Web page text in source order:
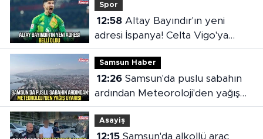
Spor
12:58Altay Bayındır'ın yeni
adresi İspanya! Celta Vigo'ya
kiralandı
Samsun Haber
12:26Samsun'da puslu sabahın
ardından Meteoroloji'den yağış
uyarısı
Asayiş
12:15Samsun'da alkollü araç